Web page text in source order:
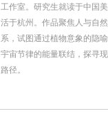
工作室。研究生就读于中国
活于杭州。作品聚焦人与自
系，试图通过植物意象的隐
宇宙节律的能量联结，探寻
路径。